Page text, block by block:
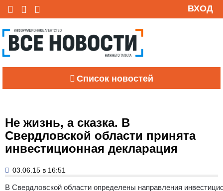
ВХОД
Список новостей
Не жизнь, а сказка. В
Свердловской области принята
инвестиционная декларация
03.06.15 в 16:51
В Свердловской области определены направления